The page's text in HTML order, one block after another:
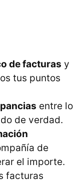
de facturas y
tus puntos
entre lo
de verdad.
de
el importe.
facturas